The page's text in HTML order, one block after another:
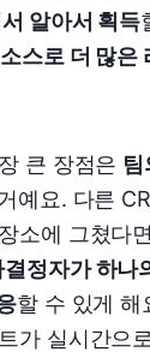
알아서 획득
스로 더 많은
큰 장점은 팀
예요. 다른
소에 그쳤다
정자가 하나
할 수 있게 해
가 실시간으